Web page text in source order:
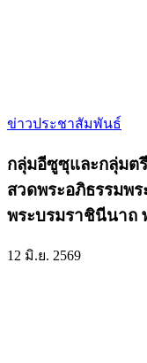
ข่าวประชาสัมพันธ์
กลุ่มอีซูซุและกลุ่มต
สวดพระอภิธรรมพ
พระบรมราชินีนาถ
12 มิ.ย. 2569